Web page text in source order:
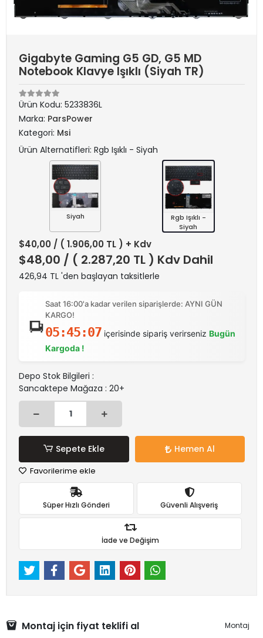
Gigabyte Gaming G5 GD, G5 MD
Notebook Klavye Işıklı (Siyah TR)
Ürün Kodu: 5233836L
Marka: ParsPower
Kategori: Msi
Ürün Alternatifleri: Rgb Işıklı - Siyah
Siyah
Rgb Işıklı -
Siyah
$40,00 / ( 1.906,00 TL ) + Kdv
$48,00 / ( 2.287,20 TL ) Kdv Dahil
426,94 TL 'den başlayan taksitlerle
Saat 16:00'a kadar verilen siparişlerde: AYNI GÜN
KARGO!
05:45:07 içerisinde sipariş verirseniz Bugün
Kargoda !
Depo Stok Bilgileri :
Sancaktepe Mağaza : 20+
Sepete Ekle Hemen Al
Favorilerime ekle
Süper Hızlı Gönderi Güvenli Alışveriş
İade ve Değişim
Montaj için fiyat teklifi al Montaj